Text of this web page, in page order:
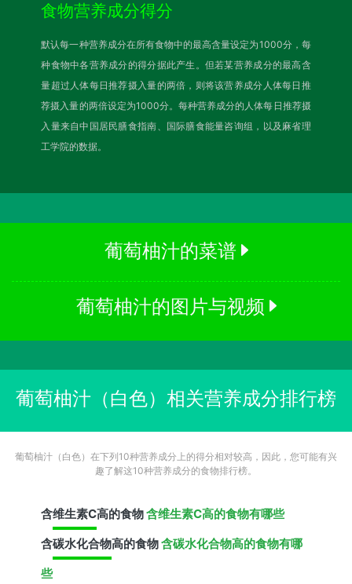
食物营养成分得分
默认每一种营养成分在所有食物中的最高含量设定为1000分，每
种食物中各营养成分的得分据此产生。但若某营养成分的最高含
量超过人体每日推荐摄入量的两倍，则将该营养成分人体每日推
荐摄入量的两倍设定为1000分。每种营养成分的人体每日推荐摄
入量来自中国居民膳食指南、国际膳食能量咨询组，以及麻省理
工学院的数据。
葡萄柚汁的菜谱
葡萄柚汁的图片与视频
葡萄柚汁（白色）相关营养成分排行榜
葡萄柚汁（白色）在下列10种营养成分上的得分相对较高，因此，您可能有兴
趣了解这10种营养成分的食物排行榜。
含维生素C高的食物含维生素C高的食物有哪些
含碳水化合物高的食物含碳水化合物高的食物有哪
些